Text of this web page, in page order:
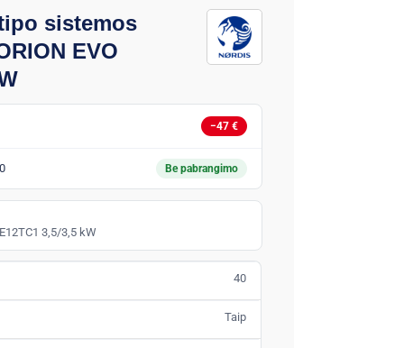
sistemos
EVO
−47 €
Be pabrangimo
3,5/3,5 kW
40
Taip